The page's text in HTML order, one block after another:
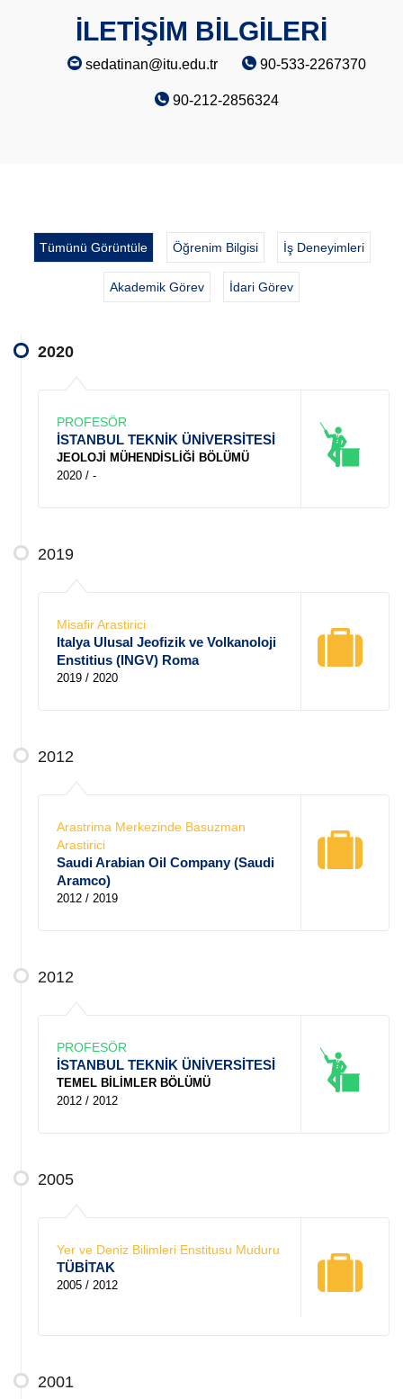
İLETİŞİM BİLGİLERİ
sedatinan@itu.edu.tr 90-533-2267370
90-212-2856324
Tümünü Görüntüle Öğrenim Bilgisi İş Deneyimleri
Akademik Görev İdari Görev
2020
PROFESÖR
İSTANBUL TEKNİK ÜNİVERSİTESİ
JEOLOJİ MÜHENDİSLİĞİ BÖLÜMÜ
2020 / -
2019
Misafir Arastirici
Italya Ulusal Jeofizik ve Volkanoloji
Enstitius (INGV) Roma
2019 / 2020
2012
Arastrima Merkezinde Basuzman
Arastirici
Saudi Arabian Oil Company (Saudi
Aramco)
2012 / 2019
2012
PROFESÖR
İSTANBUL TEKNİK ÜNİVERSİTESİ
TEMEL BİLİMLER BÖLÜMÜ
2012 / 2012
2005
Yer ve Deniz Bilimleri Enstitusu Muduru
TÜBİTAK
2005 / 2012
2001